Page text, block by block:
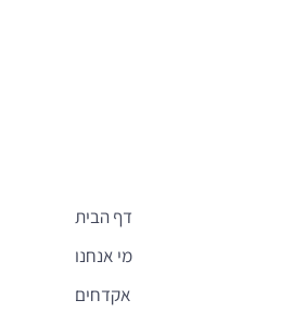
דף הבית
מי אנחנו
אקדחים